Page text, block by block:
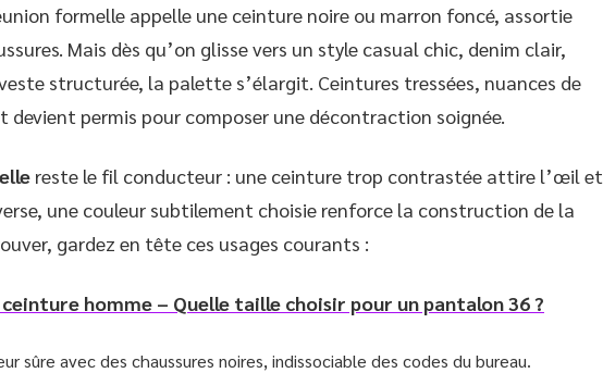
formelle appelle une ceinture noire ou marron foncé, assortie
Mais dès qu’on glisse vers un style casual chic, denim clair,
structurée, la palette s’élargit. Ceintures tressées, nuances de
devient permis pour composer une décontraction soignée.
reste le fil conducteur : une ceinture trop contrastée attire l’œil et
une couleur subtilement choisie renforce la construction de la
gardez en tête ces usages courants :
homme – Quelle taille choisir pour un pantalon 36 ?
sûre avec des chaussures noires, indissociable des codes du bureau.